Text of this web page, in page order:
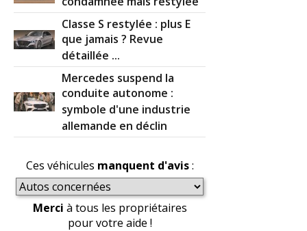
Classe S restylée : plus E
que jamais ? Revue
détaillée ...
Mercedes suspend la
conduite autonome :
symbole d'une industrie
allemande en déclin
Ces véhicules manquent d'avis:
Merci à tous les propriétaires
pour votre aide !